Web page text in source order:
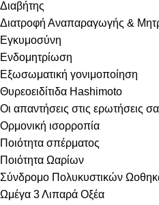
Διαβήτης
Διατροφή Αναπαραγωγής &
Εγκυμοσύνη
Ενδομητρίωση
Εξωσωματική γονιμοποίηση
Θυρεοειδίτιδα Hashimoto
Οι απαντήσεις στις ερωτήσεις
Ορμονική ισορροπία
Ποιότητα σπέρματος
Ποιότητα Ωαρίων
Σύνδρομο Πολυκυστικών
Ωμέγα 3 Λιπαρά Οξέα